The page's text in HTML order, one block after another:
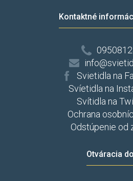
Kontaktné
Svietidla na
Svíetidla na
Svítidla na
Ochrana
Odstúpenie od
Otváracia